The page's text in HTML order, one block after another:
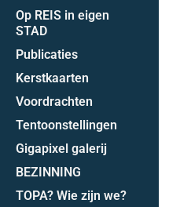
Op REIS in eigen
STAD
Publicaties
Kerstkaarten
Voordrachten
Tentoonstellingen
Gigapixel galerij
BEZINNING
TOPA? Wie zijn we?